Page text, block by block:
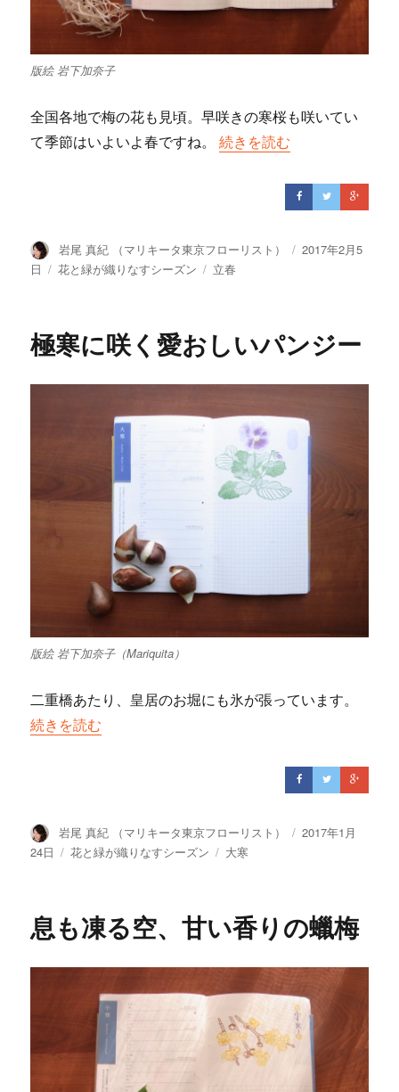
版絵 岩下加奈子
全国各地で梅の花も見頃。早咲きの寒桜も咲いてい
て季節はいよいよ春ですね。“寒気と一緒に吸い込む沈丁
続きを読む
投
稿
岩尾 真紀 （マリキータ東京フローリスト）
投
2017年2月5
日
カ
ー
花と緑が織りなすシーズン
タ
立春
極寒に咲く愛おしいパンジー
版絵 岩下加奈子（Mariquita）
二重橋あたり、皇居のお堀にも氷が張っています。
“極寒に咲く愛おしいパンジー”の
続きを読む
投
稿
岩尾 真紀 （マリキータ東京フローリスト）
投
2017年1月
24日
カ
ー
花と緑が織りなすシーズン
タ
大寒
息も凍る空、甘い香りの蠟梅